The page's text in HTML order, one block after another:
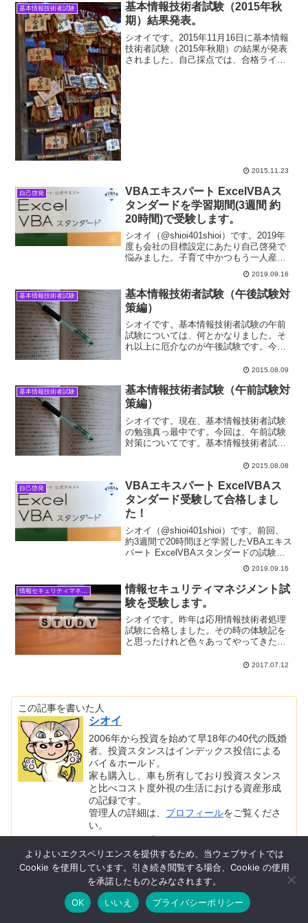
基本情報技術者試験
基本情報技術者試験（2015年秋
期）結果発表。
シオイです。2015年11月16日に基本情報
技術者試験（2015年秋期）の結果が発表
されました。自己採点では、合格ライン
2015.11.23
自己啓発
VBAエキスパート ExcelVBAス
タンダードを学習期間(3週間 約
20時間)で受験します。
シオイ（@shioi401shioi）です。2019年
度も会社の目標設定にあたり自己啓発で
悩みました。子育て中かつもう一人産ま
れる予定があるためガチな資格試験の受
験勉強に充てる時間はありません。でき
るだけ難易度が低そうだけれど誰でも簡
単に取...
2019.09.16
基本情報技術者試験
基本情報技術者試験（午後試験対
策編）
シオイです。基本情報技術者試験の午前
試験については、何とかなりました。そ
れ以上に厄介なのが午後試験です。今回
ます。基本情報技術者試験の午後試験に
は、午前試験と同じく全てマ...
2015.08.09
基本情報技術者試験
基本情報技術者試験（午前試験対
策編）
シオイです。現在、基本情報技術者試験
の勉強真っ最中です。今回は、午前試験
対策についてです。基本情報技術者試験
は全てマーク式で、基本知識を問う全問
形式で応用力を問う一部...
2015.08.08
自己啓発
VBAエキスパート ExcelVBAス
タンダード受験して合格しまし
た！
シオイ（@shioi401shioi）です。前回、
約3週間で20時間ほど学習したVBAエキス
パート ExcelVBAスタンダードの試験を
受けてきました。普通の資格試験だと年
１回の決まった時期を逃すともう１年受
験まで待たなければいけませんが、...
2019.09.16
情報セキュリティマネジメント試
験を受験します。
シオイです。昨年は応用情報技術者処理
試験に合格しました。その時の体験記を
と思ったけれど色々あってやってきた過
情報処理試験を取得したシオイとしては
2017.07.12
この記事を書いた人
シオイ
2006年から投資を始めて早18年の40代の既婚
者。投資スタンスはインデックス投信による
バイ＆ホールド。
家も購入し、車も所有しており投資スタンス
と比べコスト度外視の生活における資産形成
の記録です。
管理人の詳細は、 プロフィールをご覧くださ
い。
が掲載されました。
こちらもご覧ください。
ホーム 検索 トップ
よりよいエクスペリエンスを提供するため、当ウェブサイトでは
Cookie を使用しています。引き続き閲覧する場合、Cookie の使用
を承諾したものとみなされます。
OK
いいえ プライバシーポリシー